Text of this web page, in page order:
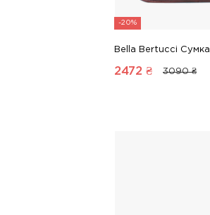
-20%
Bella Bertucci Сумка
2472 ₴ 3090 ₴